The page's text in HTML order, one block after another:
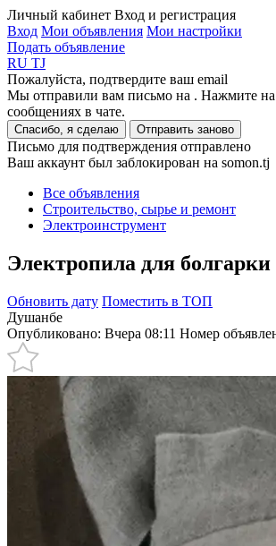
Личный кабинет Вход и регистрация
Вход Мои объявления Мои настройки
Подать объявление
RU TJ
Пожалуйста, подтвердите ваш email
Мы отправили вам письмо на . Нажмите на
сообщениях в чате.
Спасибо, я сделаю Отправить заново
Письмо для подтверждения отправлено
Ваш аккаунт был заблокирован на somon.tj
Все объявления
Строительство, сырье и ремонт
Электроинструмент
Электропила для болгарки
Обновить дату Поместить в ТОП
Душанбе
Опубликовано: Вчера 08:11 Номер